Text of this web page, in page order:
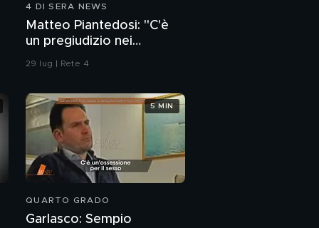
Grande Fratello,
Perla e Beatrice
4 DI SERA NEWS
Matteo Piantedosi: "C'è
un pregiudizio nei
confronti della polizia"
29 lug | Rete 4
QUARTO GRADO
Garlasco: Sempio
5 MIN